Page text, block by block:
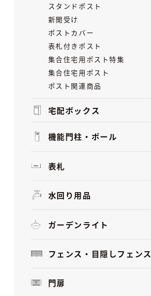
スタンドポスト
新聞受け
ポストカバー
表札付きポスト
集合住宅用ポスト特集
集合住宅用ポスト
ポスト関連商品
宅配ボックス
機能門柱・ポール
表札
水回り用品
ガーデンライト
フェンス・目隠しフェンス
門扉